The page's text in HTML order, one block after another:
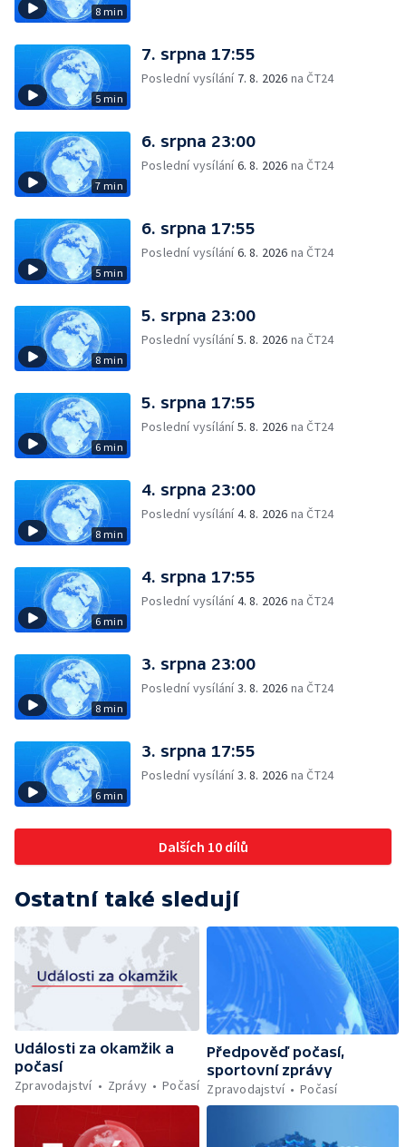
8 min
5 min
7. srpna 17:55
Poslední vysílání 7. 8. 2026 na ČT24
7 min
6. srpna 23:00
Poslední vysílání6. 8. 2026 na ČT24
5 min
6. srpna 17:55
Poslední vysílání6. 8. 2026 na ČT24
8 min
5. srpna 23:00
Poslední vysílání5. 8. 2026 na ČT24
6 min
5. srpna 17:55
Poslední vysílání5. 8. 2026 na ČT24
8 min
4. srpna 23:00
Poslední vysílání4. 8. 2026 na ČT24
6 min
4. srpna 17:55
Poslední vysílání4. 8. 2026 na ČT24
8 min
3. srpna 23:00
Poslední vysílání3. 8. 2026 na ČT24
6 min
3. srpna 17:55
Poslední vysílání3. 8. 2026 na ČT24
Dalších 10 dílů
Ostatní také sledují
Události za okamžik a
počasí
Zpravodajství
Zprávy Počasí
Předpověď počasí,
sportovní zprávy
Zpravodajství
Počasí